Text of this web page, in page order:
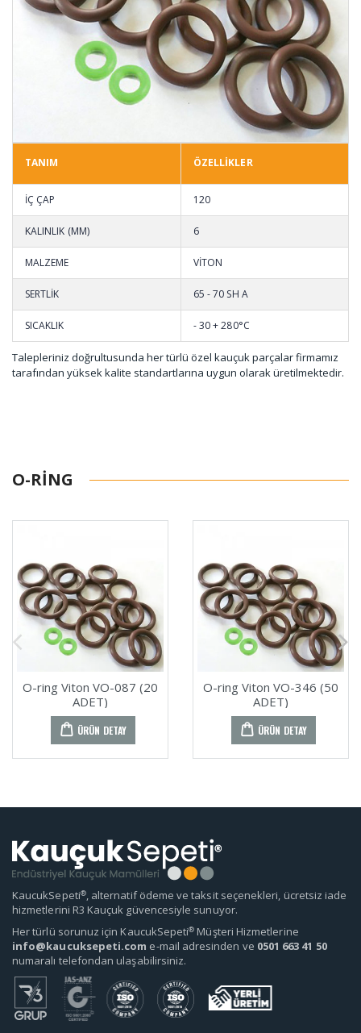
TANIM ÖZELLİKLER
İÇ ÇAP 120
KALINLIK (MM) 6
MALZEME VİTON
SERTLİK 65 - 70 SH A
SICAKLIK - 30 + 280°C
Talepleriniz doğrultusunda her türlü özel kauçuk parçalar firmamız
tarafından yüksek kalite standartlarına uygun olarak üretilmektedir.
O-RING
O-ring Viton VO-087 (20
ADET)
ÜRÜN DETAY
O-ring Viton VO-346 (50
ADET)
ÜRÜN DETAY
KaucukSepeti®, alternatif ödeme ve taksit seçenekleri, ücretsiz iade
hizmetlerini R3 Kauçuk güvencesiyle sunuyor.
Her türlü sorunuz için KaucukSepeti® Müşteri Hizmetlerine
info@kaucuksepeti.com e-mail adresinden ve 0501 663 41 50
numaralı telefondan ulaşabilirsiniz.